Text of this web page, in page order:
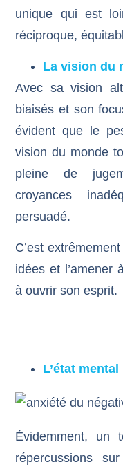
unique qui est
réciproque,
La vision du
Avec sa vision
biaisés et son
évident que le
vision du monde
pleine de
croyances
persuadé.
C’est
idées et l’amener
à ouvrir son esprit.
L’état mental
Évidemment, un
répercussions